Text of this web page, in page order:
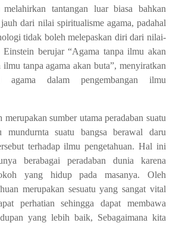
melahirkan tantangan luar biasa bahkan
dari nilai spiritualisme agama, padahal
tidak boleh melepaskan diri dari nilai-
berujar “Agama tanpa ilmu akan
ilmu tanpa agama akan buta”, menyiratkan
agama dalam pengembangan ilmu
merupakan sumber utama peradaban suatu
mundurnta suatu bangsa berawal daru
terhadap ilmu pengetahuan. Hal ini
berabagai peradaban dunia karena
yang hidup pada masanya. Oleh
merupakan sesuatu yang sangat vital
perhatian sehingga dapat membawa
yang lebih baik, Sebagaimana kita